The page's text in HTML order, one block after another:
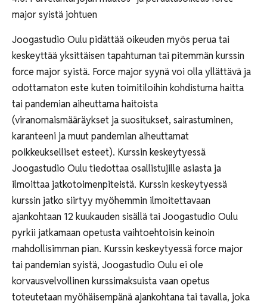
major syistä johtuen
Joogastudio Oulu pidättää oikeuden myös perua tai
keskeyttää yksittäisen tapahtuman tai pitemmän kurssin
force major syistä. Force major syynä voi olla yllättävä ja
odottamaton este kuten toimitiloihin kohdistuma haitta
tai pandemian aiheuttama haitoista
(viranomaismääräykset ja suositukset, sairastuminen,
karanteeni ja muut pandemian aiheuttamat
poikkeukselliset esteet). Kurssin keskeytyessä
Joogastudio Oulu tiedottaa osallistujille asiasta ja
ilmoittaa jatkotoimenpiteistä. Kurssin keskeytyessä
kurssin jatko siirtyy myöhemmin ilmoitettavaan
ajankohtaan 12 kuukauden sisällä tai Joogastudio Oulu
pyrkii jatkamaan opetusta vaihtoehtoisin keinoin
mahdollisimman pian. Kurssin keskeytyessä force major
tai pandemian syistä, Joogastudio Oulu ei ole
korvausvelvollinen kurssimaksuista vaan opetus
toteutetaan myöhäisempänä ajankohtana tai tavalla, joka